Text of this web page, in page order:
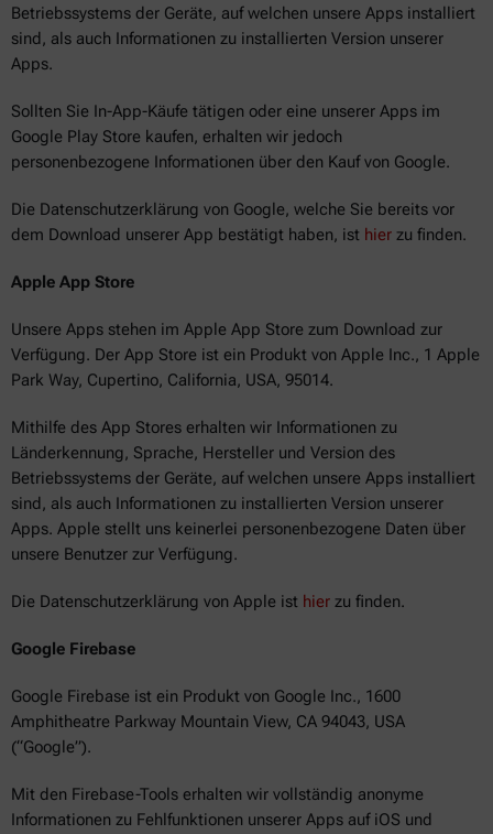
Betriebssystems der Geräte, auf welchen unsere Apps installiert
sind, als auch Informationen zu installierten Version unserer
Apps.
Sollten Sie In-App-Käufe tätigen oder eine unserer Apps im
Google Play Store kaufen, erhalten wir jedoch
personenbezogene Informationen über den Kauf von Google.
Die Datenschutzerklärung von Google, welche Sie bereits vor
dem Download unserer App bestätigt haben, ist hier zu finden.
Apple App Store
Unsere Apps stehen im Apple App Store zum Download zur
Verfügung. Der App Store ist ein Produkt von Apple Inc., 1 Apple
Park Way, Cupertino, California, USA, 95014.
Mithilfe des App Stores erhalten wir Informationen zu
Länderkennung, Sprache, Hersteller und Version des
Betriebssystems der Geräte, auf welchen unsere Apps installiert
sind, als auch Informationen zu installierten Version unserer
Apps. Apple stellt uns keinerlei personenbezogene Daten über
unsere Benutzer zur Verfügung.
Die Datenschutzerklärung von Apple ist hier zu finden.
Google Firebase
Google Firebase ist ein Produkt von Google Inc., 1600
Amphitheatre Parkway Mountain View, CA 94043, USA
(“Google”).
Mit den Firebase-Tools erhalten wir vollständig anonyme
Informationen zu Fehlfunktionen unserer Apps auf iOS und